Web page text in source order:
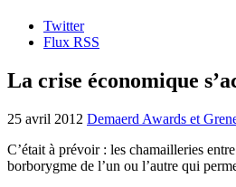
Twitter
Flux RSS
La crise économique
25 avril 2012 Demaerd Awards et
C’était à prévoir : les chamailleries
borborygme de l’un ou l’autre qui